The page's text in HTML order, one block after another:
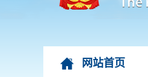
网站首页